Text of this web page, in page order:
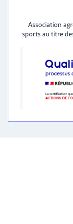
Association
sports au titre